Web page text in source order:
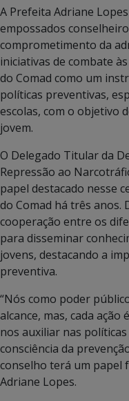
A Prefeita Adriane
empossados
comprometimento da
iniciativas de combate
do Comad como um
políticas preventivas,
escolas, com o objetivo
jovem.
O Delegado Titular da
Repressão ao
papel destacado nesse
do Comad há três anos.
cooperação entre os
para disseminar
jovens, destacando a
preventiva.
“Nós como poder
alcance, mas, cada
nos auxiliar nas
consciência da
conselho terá um papel
Adriane Lopes.